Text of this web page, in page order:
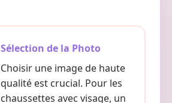
Sélection de la Photo
Choisir une image de haute
qualité est crucial. Pour les
chaussettes avec visage, un